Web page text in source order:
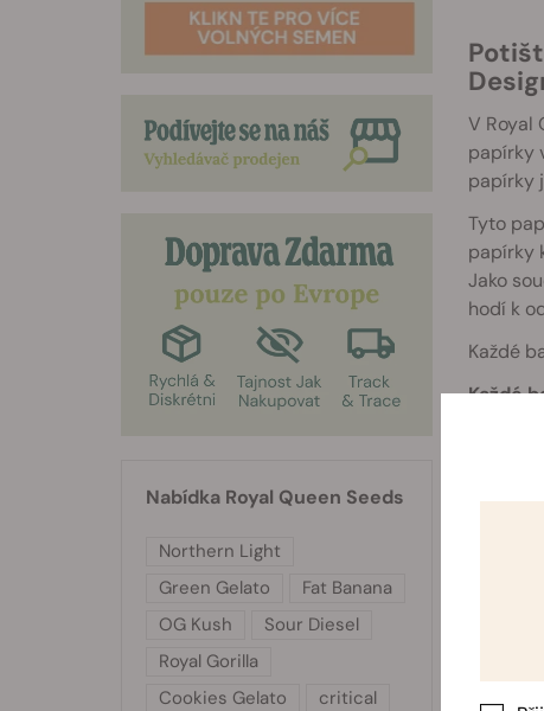
V Royal
papírky
papírky
Tyto
papírky
Jako
hodí k
Každé
Každé
Nabídka Royal Queen Seeds
Northern Light
Green Gelato
Fat Banana
OG Kush
Sour Diesel
Royal Gorilla
Cookies Gelato
critical